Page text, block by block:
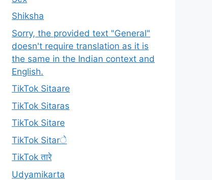
Shiksha
Sorry, the provided text "General"
doesn't require translation as it is
the same in the Indian context and
English.
TikTok Sitaare
TikTok Sitaras
TikTok Sitare
TikTok Sitarे
TikTok तारे
Udyamikarta